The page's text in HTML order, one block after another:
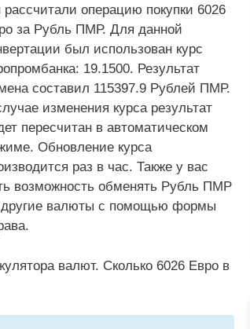
операцию покупки 6026
за Рубль ПМР. Для данной
был использован курс
19.1500. Результат
составил 115397.9 Рублей ПМР.
изменения курса результат
пересчитан в автоматическом
Обновление курса
раз в час. Также у вас
возможность обменять Рубль ПМР
другие валюты с помощью формы
валют. Сколько 6026 Евро в